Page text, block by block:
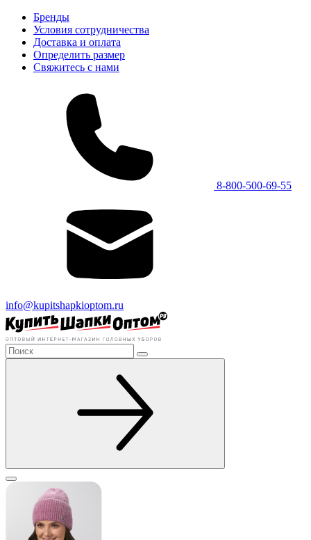
Бренды
Условия сотрудничества
Доставка и оплата
Определить размер
Свяжитесь с нами
8-800-500-69-55
info@kupitshapkioptom.ru